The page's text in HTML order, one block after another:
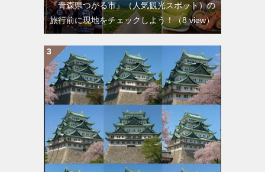
『青森県つがる市』（人気観光スポット）の
旅行前に現地をチェックしよう！（8 view）